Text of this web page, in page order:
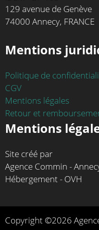
129 avenue de Genève
74000 Annecy, FRANCE
Mentions
Politique de
CGV
Mentions légales
Retour et
Mentions
Site créé par
Agence Commin -
Hébergement - OVH
Copyright ©2026